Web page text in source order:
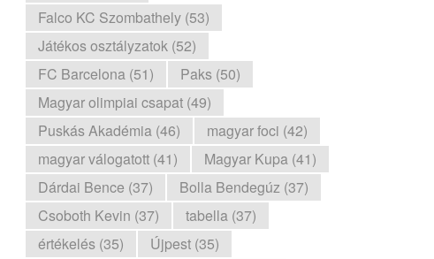
Falco KC Szombathely (53)
Játékos osztályzatok (52)
FC Barcelona (51)
Paks (50)
Magyar olimpiai csapat (49)
Puskás Akadémia (46)
magyar foci (42)
magyar válogatott (41)
Magyar Kupa (41)
Dárdai Bence (37)
Bolla Bendegúz (37)
Csoboth Kevin (37)
tabella (37)
értékelés (35)
Újpest (35)